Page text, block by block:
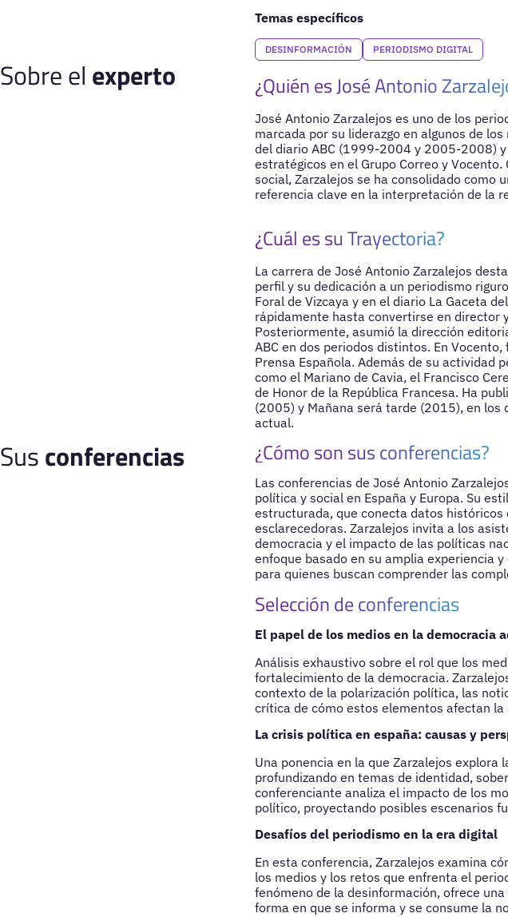
Temas específicos
DESINFORMACIÓN PERIODISMO DIGITAL
Sobre el experto ¿Quién es José Antonio
José Antonio Zarzalejos es uno de los
marcada por su liderazgo en algunos de
del diario ABC (1999-2004 y 2005-2008)
estratégicos en el Grupo Correo y
social, Zarzalejos se ha consolidado como
referencia clave en la interpretación de la
¿Cuál es su Trayectoria?
La carrera de José Antonio Zarzalejos
perfil y su dedicación a un periodismo
Foral de Vizcaya y en el diario La Gaceta
rápidamente hasta convertirse en director
Posteriormente, asumió la dirección
ABC en dos periodos distintos. En
Prensa Española. Además de su actividad
como el Mariano de Cavia, el Francisco
de Honor de la República Francesa. Ha
(2005) y Mañana será tarde (2015), en
actual.
Susconferencias ¿Cómo son sus conferencias?
Las conferencias de José Antonio
política y social en España y Europa. Su
estructurada, que conecta datos
esclarecedoras. Zarzalejos invita a los
democracia y el impacto de las políticas
enfoque basado en su amplia experiencia
para quienes buscan comprender las
Selección de conferencias
El papel de los medios en la democracia
Análisis exhaustivo sobre el rol que los
fortalecimiento de la democracia.
contexto de la polarización política, las
crítica de cómo estos elementos afectan
La crisis política en españa: causas y
Una ponencia en la que Zarzalejos
profundizando en temas de identidad,
conferenciante analiza el impacto de los
político, proyectando posibles escenarios
Desafíos del periodismo en la era digital
En esta conferencia, Zarzalejos examina
los medios y los retos que enfrenta el
fenómeno de la desinformación, ofrece
forma en que se informa y se consume la